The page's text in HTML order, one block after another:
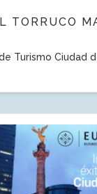
TORRUCO
Turismo Ciudad